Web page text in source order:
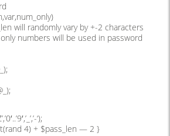
will randomly vary by +-2 characters
numbers will be used in password
‘);
4) + $pass_len — 2 }